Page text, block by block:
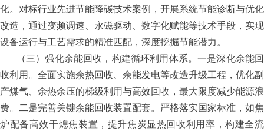
化。对标行业先进节能降碳技术案例，开展系统节能诊断与优化
改造，通过变频调速、永磁驱动、数字化赋能等技术手段，实现
设备运行与工艺需求的精准匹配，深度挖掘节能潜力。
（三）强化余能回收，构建循环利用体系。一是深化余能回
收利用。全面实施余热回收、余能发电等改造升级工程，优化副
产煤气、余热余压的梯级利用与高效回收，最大限度减少能源浪
费。二是完善关键余能回收装置配套。严格落实国家标准，如焦
炉配备高效干熄焦装置，提升焦炭显热回收利用率，构建全流